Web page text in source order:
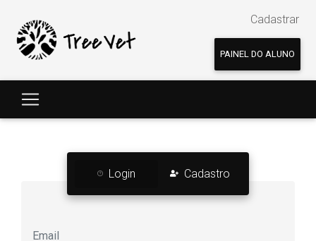
Cadastrar
PAINEL DO ALUNO
Login Cadastro